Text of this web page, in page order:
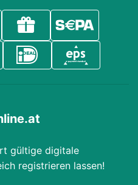
gültige digitale
registrieren lassen!